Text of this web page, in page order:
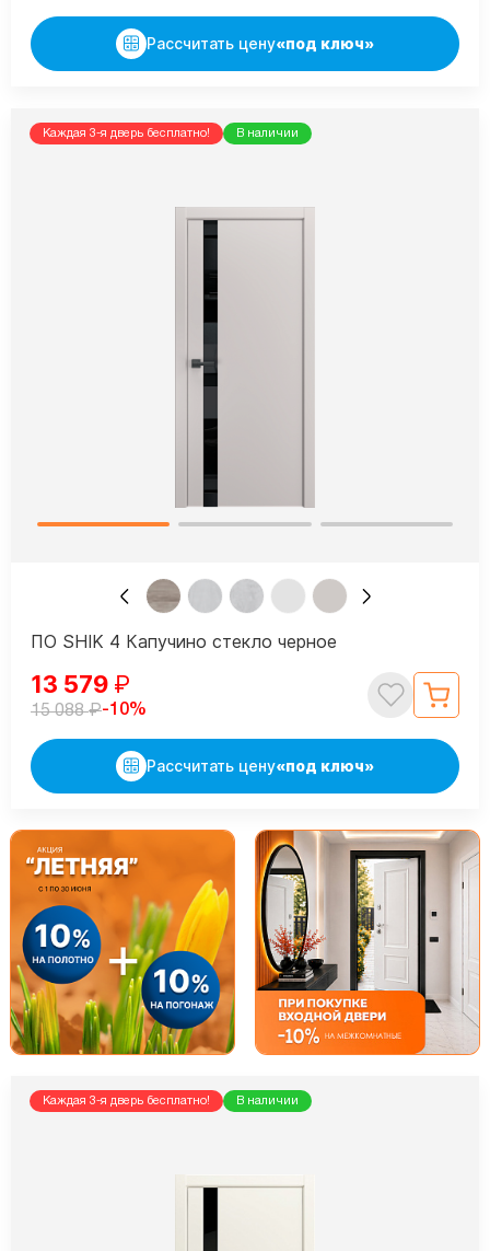
Рассчитать цену«под ключ»
Каждая 3-я дверь бесплатно! В наличии
ПО SHIK 4 Капучино стекло черное
13 579 ₽
15 088₽-10%
Рассчитать цену«под ключ»
Каждая 3-я дверь бесплатно! В наличии